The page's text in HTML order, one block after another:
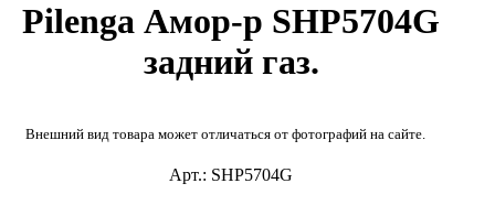
Pilenga Амор-р SHP5704G
задний газ.
Внешний вид товара может отличаться от фотографий на сайте.
Арт.: SHP5704G